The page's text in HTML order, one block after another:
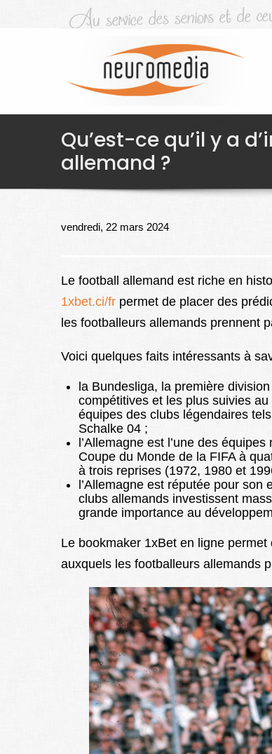
Qu’est-ce qu’il y a
allemand ?
vendredi, 22 mars 2024
Le football allemand est riche en
1xbet.ci/fr permet de placer des
les footballeurs allemands prennent
Voici quelques faits intéressants à
la Bundesliga, la première
compétitives et les plus suivies
équipes des clubs légendaires
Schalke 04 ;
l’Allemagne est l’une des
Coupe du Monde de la FIFA à
à trois reprises (1972, 1980 et
l’Allemagne est réputée pour
clubs allemands investissent
grande importance au
Le bookmaker 1xBet en ligne
auxquels les footballeurs allemands